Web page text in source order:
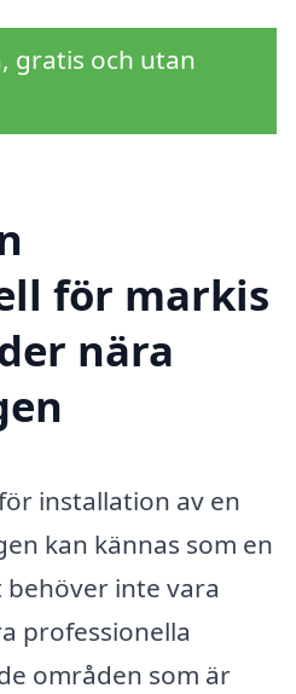
gratis och utan
för markis
nära
installation av en
kan kännas som en
inte vara
professionella
områden som är